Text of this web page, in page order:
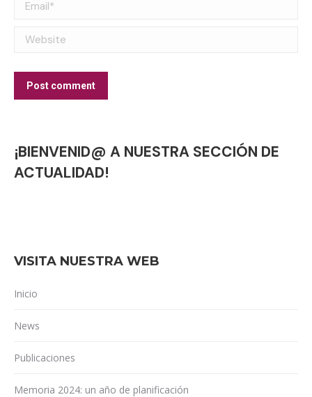
Website
Post comment
¡BIENVENID@ A NUESTRA SECCIÓN DE
ACTUALIDAD!
VISITA NUESTRA WEB
Inicio
News
Publicaciones
Memoria 2024: un año de planificación